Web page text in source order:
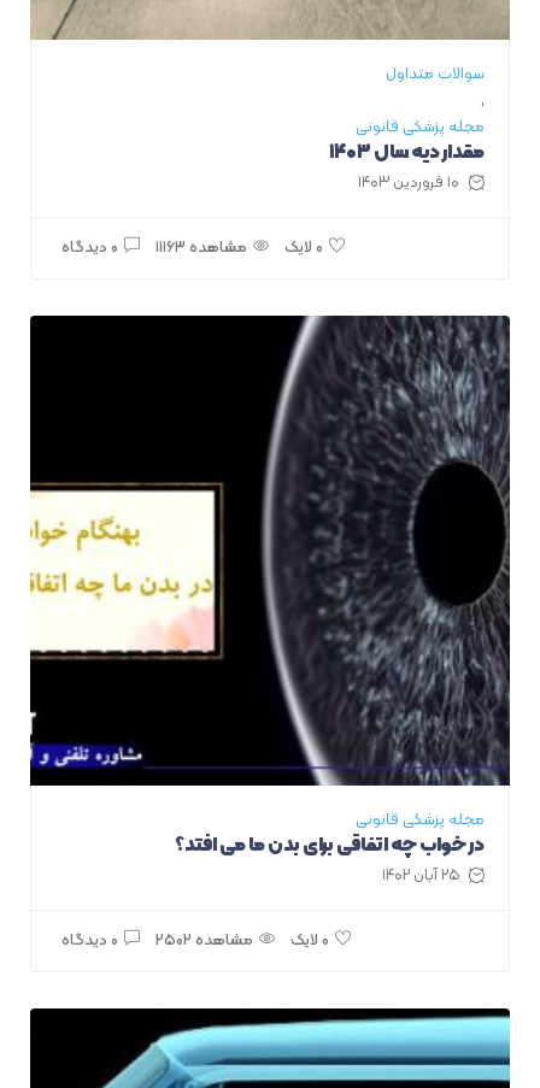
سوالات متداول
,
مجله پزشکی قانونی
مقدار دیه سال ۱۴۰۳
مشاهده ۱۱۱۶۳ ۰ دیدگاه
مجله پزشکی قانونی
در خواب چه اتفاقی برای بدن ما می افتد؟
مشاهده ۲۵۰۲ ۰ دیدگاه